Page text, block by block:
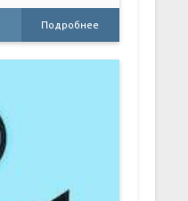
Подробнее